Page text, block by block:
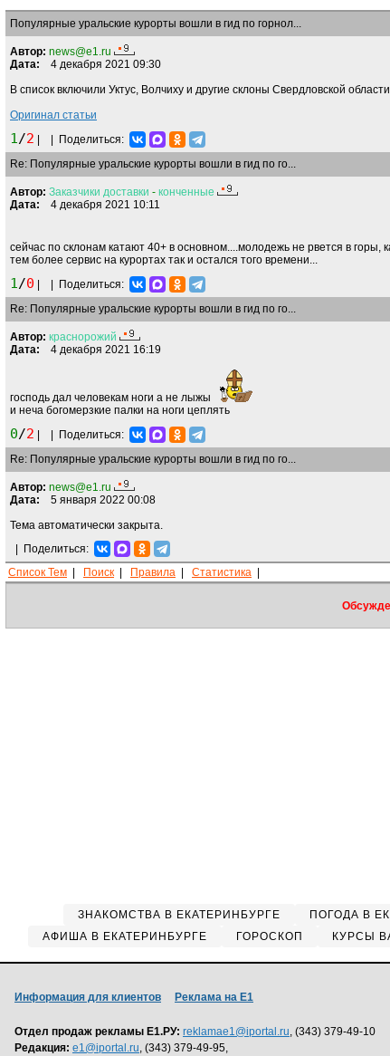
Популярные уральские курорты вошли в гид по горнол...
Автор: news@e1.ru
Дата: 4 декабря 2021 09:30
В список включили Уктус, Волчиху и другие склоны Свердловской области
Оригинал статьи
1/2
Поделиться:
Re: Популярные уральские курорты вошли в гид по го...
Автор: Заказчики доставки - конченные
Дата: 4 декабря 2021 10:11
сейчас по склонам катают 40+ в основном....молодежь не рвется в горы,
тем более сервис на курортах так и остался того времени...
1/0
Поделиться:
Re: Популярные уральские курорты вошли в гид по го...
Автор: краснорожий
Дата: 4 декабря 2021 16:19
господь дал человекам ноги а не лыжы
и неча богомерзкие палки на ноги цеплять
0/2
Поделиться:
Re: Популярные уральские курорты вошли в гид по го...
Автор: news@e1.ru
Дата: 5 января 2022 00:08
Тема автоматически закрыта.
Поделиться:
Список Тем
Поиск Правила Статистика
ЗНАКОМСТВА В ЕКАТЕРИНБУРГЕ ПОГОДА В
АФИША В ЕКАТЕРИНБУРГЕ
ГОРОСКОП КУРСЫ
Информация для клиентов Реклама на Е1
Отдел продаж рекламы Е1.РУ: reklamae1@iportal.ru, (343) 379-49-10
Редакция: e1@iportal.ru, (343) 379-49-95,